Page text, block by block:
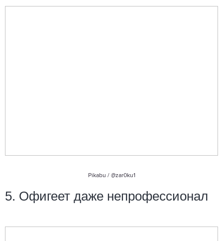
Pikabu / @zar0ku1
5. Офигеет даже непрофессионал